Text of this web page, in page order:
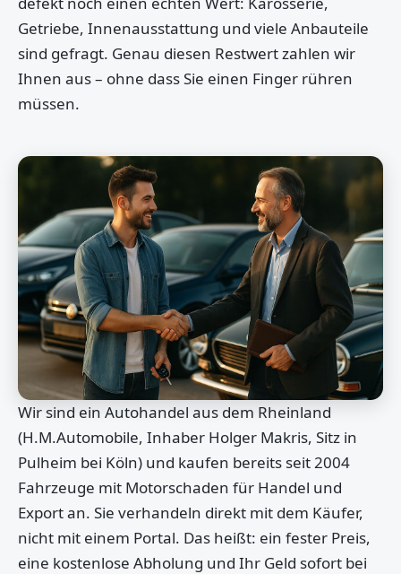
Getriebe, Innenausstattung und viele Anbauteile
sind gefragt. Genau diesen Restwert zahlen wir
Ihnen aus – ohne dass Sie einen Finger rühren
müssen.
Wir sind ein Autohandel aus dem Rheinland
(H.M.Automobile, Inhaber Holger Makris, Sitz in
Pulheim bei Köln) und kaufen bereits seit 2004
Fahrzeuge mit Motorschaden für Handel und
Export an. Sie verhandeln direkt mit dem Käufer,
nicht mit einem Portal. Das heißt: ein fester Preis,
eine kostenlose Abholung und Ihr Geld sofort bei